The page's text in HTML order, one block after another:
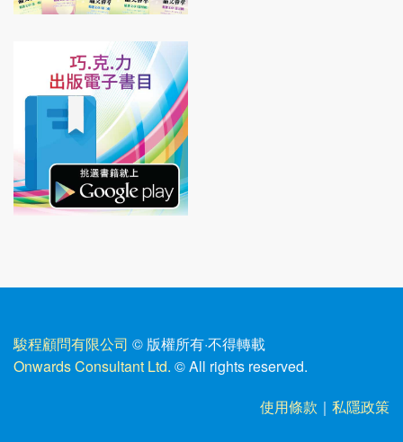
駿程顧問有限公司 © 版權所有·不得轉載
Onwards Consultant Ltd. © All rights reserved.
使用條款 ｜ 私隱政策